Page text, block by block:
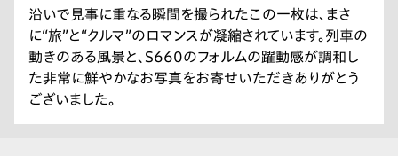
沿いで見事に重なる瞬間を撮られたこの一枚は、まさ
に“旅”と“クルマ”のロマンスが凝縮されています。列車の
動きのある風景と、S660のフォルムの躍動感が調和し
た非常に鮮やかなお写真をお寄せいただきありがとう
ございました。